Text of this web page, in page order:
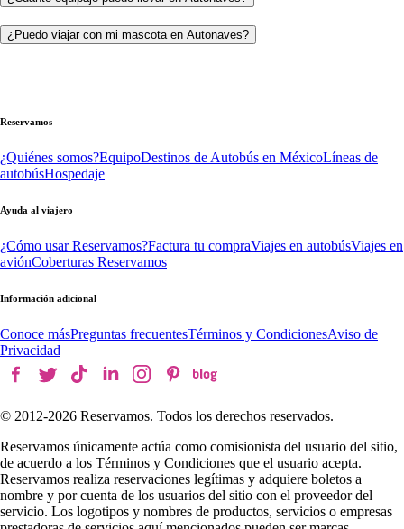
¿Puedo viajar con mi mascota en Autonaves?
Reservamos
¿Quiénes somos?EquipoDestinos de Autobús en MéxicoLíneas de
autobúsHospedaje
Ayuda al viajero
¿Cómo usar Reservamos?Factura tu compraViajes en autobúsViajes en
aviónCoberturas Reservamos
Información adicional
Conoce másPreguntas frecuentesTérminos y CondicionesAviso de
Privacidad
© 2012-2026 Reservamos. Todos los derechos reservados.
Reservamos únicamente actúa como comisionista del usuario del sitio,
de acuerdo a los Términos y Condiciones que el usuario acepta.
Reservamos realiza reservaciones legítimas y adquiere boletos a
nombre y por cuenta de los usuarios del sitio con el proveedor del
servicio. Los logotipos y nombres de productos, servicios o empresas